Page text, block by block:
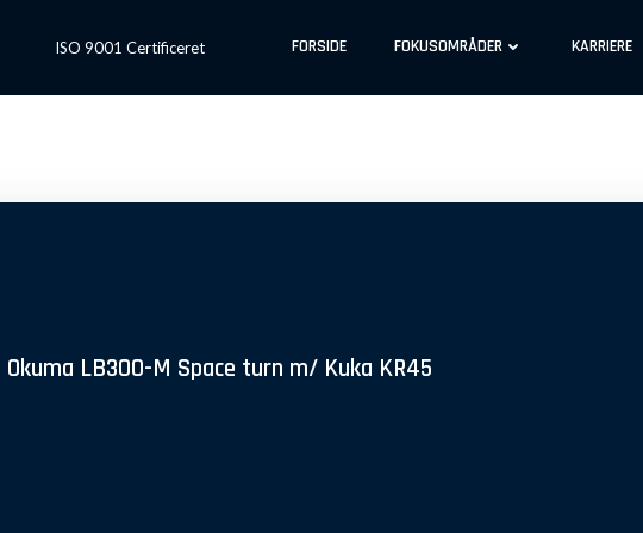
ISO 9001 Certificeret FORSIDE FOKUSOMRÅDER KARRIERE
Okuma LB300-M Space turn m/ Kuka KR45